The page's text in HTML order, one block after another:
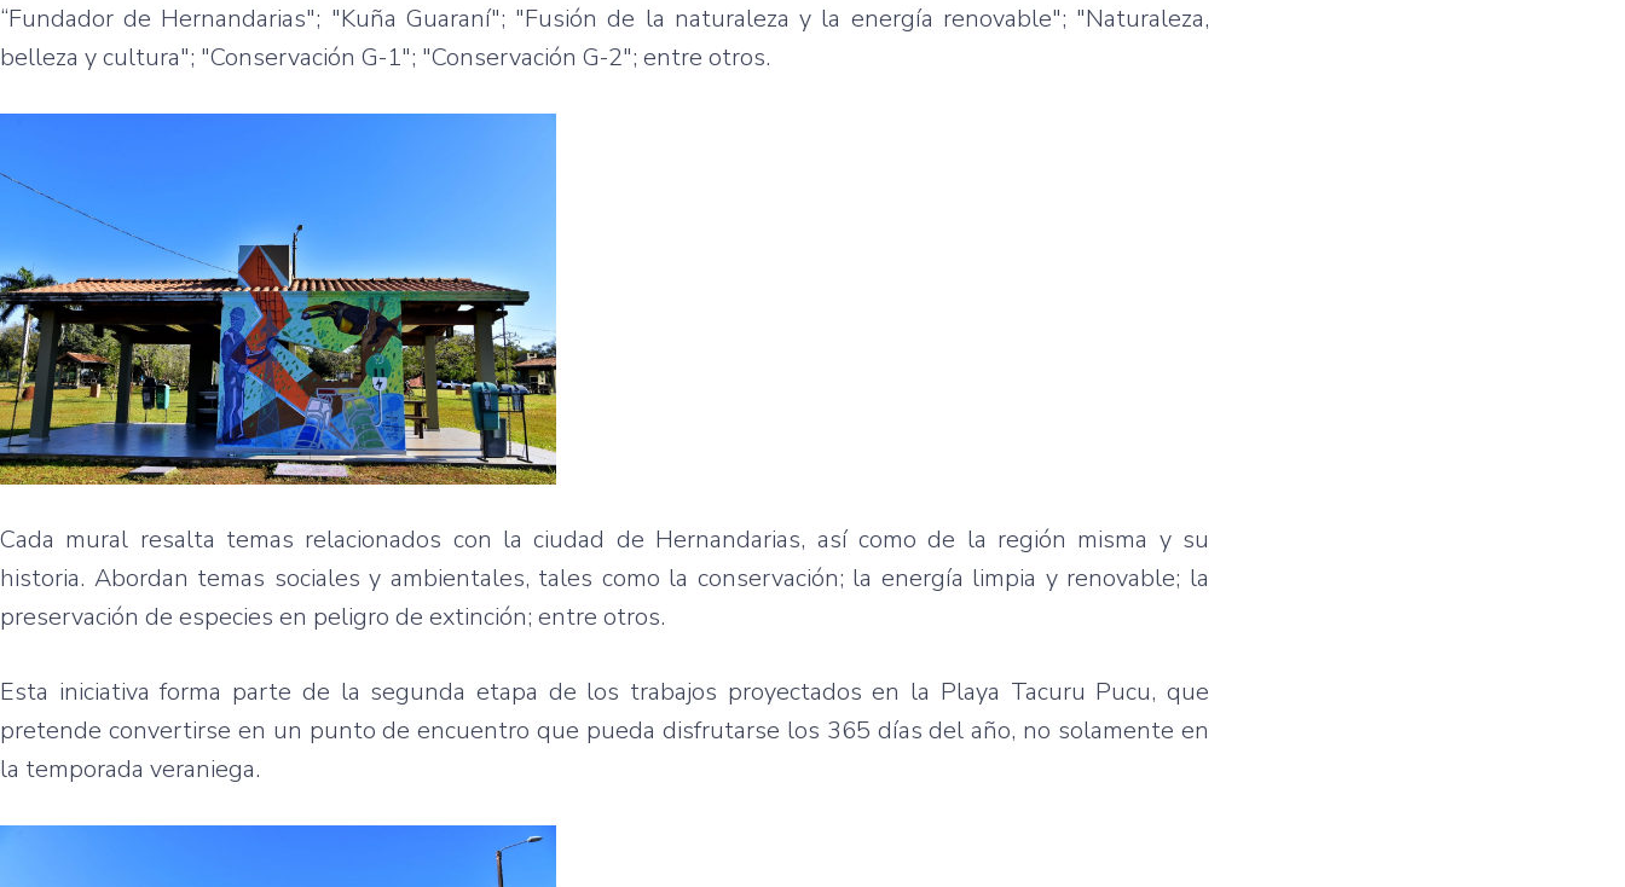
“Fundador de Hernandarias"; "Kuña Guaraní"; "Fusión de la naturaleza y la energía renovable"; "Naturaleza,
belleza y cultura"; "Conservación G-1"; "Conservación G-2"; entre otros.
Cada mural resalta temas relacionados con la ciudad de Hernandarias, así como de la región misma y su
historia. Abordan temas sociales y ambientales, tales como la conservación; la energía limpia y renovable; la
preservación de especies en peligro de extinción; entre otros.
Esta iniciativa forma parte de la segunda etapa de los trabajos proyectados en la Playa Tacuru Pucu, que
pretende convertirse en un punto de encuentro que pueda disfrutarse los 365 días del año, no solamente en
la temporada veraniega.